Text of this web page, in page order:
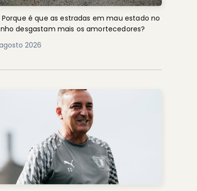
Porque é que as estradas em mau estado no
desgastam mais os amortecedores?
2026